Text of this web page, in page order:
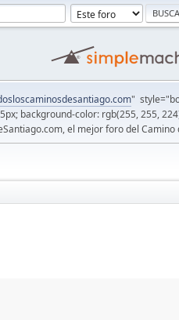
"
background-color: rgb(255, 255,
el mejor foro del Camino